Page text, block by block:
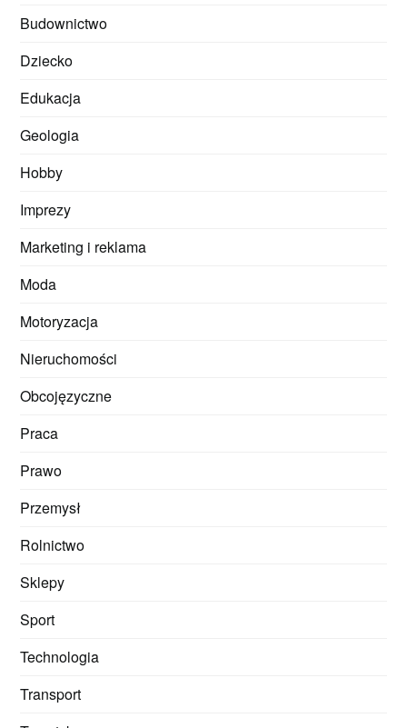
Budownictwo
Dziecko
Edukacja
Geologia
Hobby
Imprezy
Marketing i reklama
Moda
Motoryzacja
Nieruchomości
Obcojęzyczne
Praca
Prawo
Przemysł
Rolnictwo
Sklepy
Sport
Technologia
Transport